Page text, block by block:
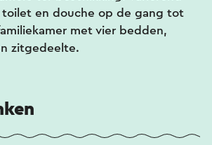
toilet en douche op de gang tot
met vier bedden,
zitgedeelte.